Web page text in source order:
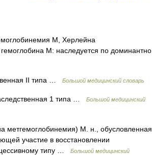
М, Херлейна
М: наследуется по доминантно
II типа … Большой медицинский словарь
1 типа …
Большой медицинский
метгемоглобинемия) М. н., обусловленная
участие в восстановлении
типу …
Большой медицинский